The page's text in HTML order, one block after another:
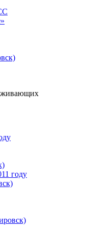
году